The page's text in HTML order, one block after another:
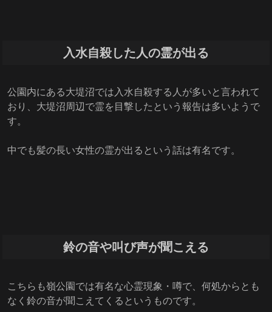
入水自殺した人の霊が出る
公園内にある大堤沼では入水自殺する人が多いと言われて
おり、大堤沼周辺で霊を目撃したという報告は多いようで
す。
中でも髪の長い女性の霊が出るという話は有名です。
鈴の音や叫び声が聞こえる
こちらも嶺公園では有名な心霊現象・噂で、何処からとも
なく鈴の音が聞こえてくるというものです。